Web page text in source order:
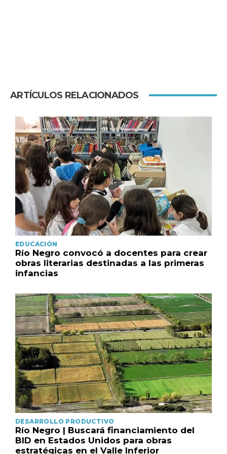
ARTÍCULOS RELACIONADOS
EDUCACIÓN
Río Negro convocó a docentes para crear
obras literarias destinadas a las primeras
infancias
DESARROLLO PRODUCTIVO
Río Negro | Buscará financiamiento del
BID en Estados Unidos para obras
estratégicas en el Valle Inferior